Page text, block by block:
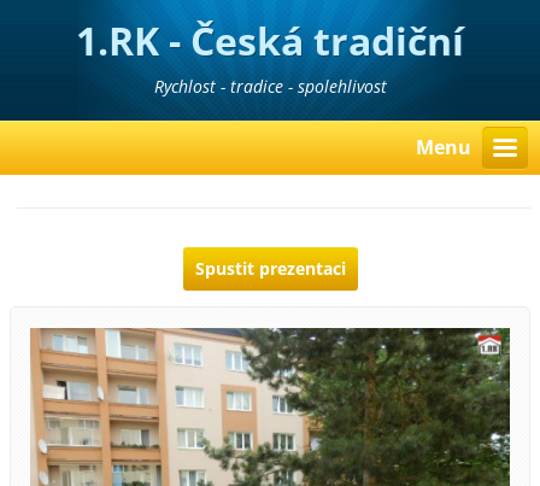
1.RK - Česká tradiční
realitní kancelář
Rychlost - tradice - spolehlivost
Menu
Spustit prezentaci